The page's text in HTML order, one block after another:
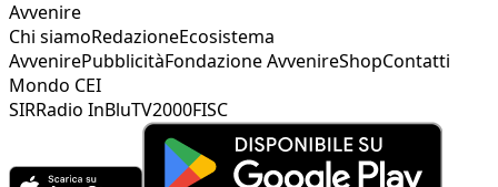
Avvenire
Chi siamoRedazioneEcosistema
AvvenirePubblicitàFondazione AvvenireShopContatti
Mondo CEI
SIRRadio InBluTV2000FISC